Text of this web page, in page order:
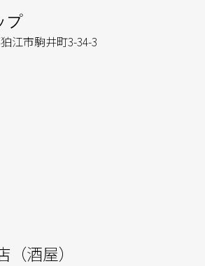
プ
江市駒井町3-34-3
酒屋）